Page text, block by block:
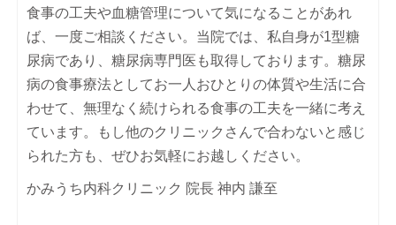
食事の工夫や血糖管理について気になることがあれ
ば、一度ご相談ください。当院では、私自身が1型糖
尿病であり、糖尿病専門医も取得しております。糖尿
病の食事療法としてお一人おひとりの体質や生活に合
わせて、無理なく続けられる食事の工夫を一緒に考え
ています。もし他のクリニックさんで合わないと感じ
られた方も、ぜひお気軽にお越しください。
かみうち内科クリニック 院長 神内 謙至